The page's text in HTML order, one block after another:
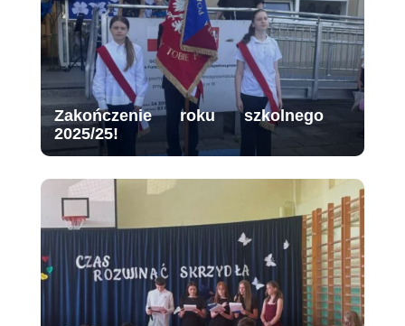
Zakończenie roku szkolnego
2025/25!